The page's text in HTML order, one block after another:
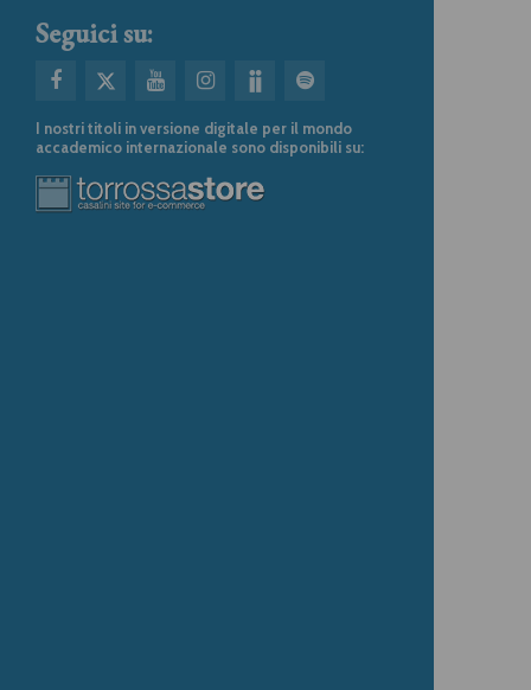
Seguici su:
I nostri titoli in versione digitale per il mondo
accademico internazionale sono disponibili su: